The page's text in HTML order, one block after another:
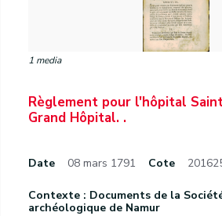
1 media
Règlement pour l'hôpital
Grand Hôpital. .
Date 08 mars 1791 Cote
Contexte : Documents de la
archéologique de Namur